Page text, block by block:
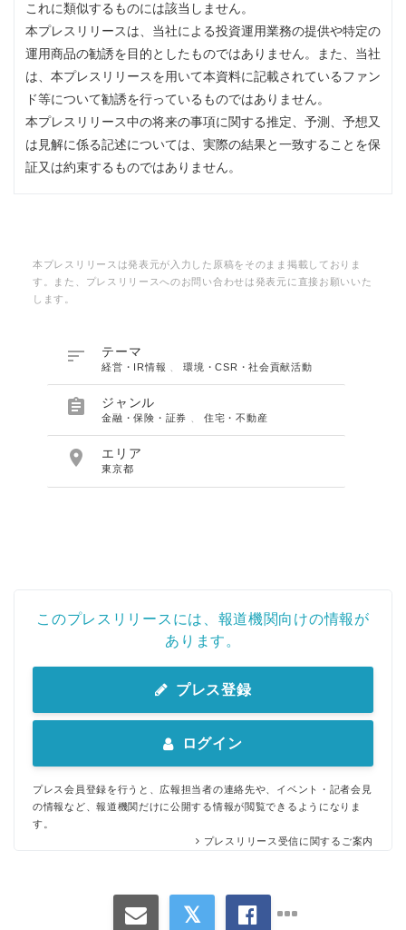
これに類似するものには該当しません。
本プレスリリースは、当社による投資運用業務の提供や特定の
運用商品の勧誘を目的としたものではありません。また、当社
は、本プレスリリースを用いて本資料に記載されているファン
ド等について勧誘を行っているものではありません。
本プレスリリース中の将来の事項に関する推定、予測、予想又
は見解に係る記述については、実際の結果と一致することを保
証又は約束するものではありません。
本プレスリリースは発表元が入力した原稿をそのまま掲載しておりま
す。また、プレスリリースへのお問い合わせは発表元に直接お願いいた
します。
 テーマ
経営・IR情報 、環境・CSR・社会貢献活動
 ジャンル
金融・保険・証券 、住宅・不動産
 エリア
東京都
このプレスリリースには、報道機関向けの情報が
あります。
プレス登録
ログイン
プレス会員登録を行うと、広報担当者の連絡先や、イベント・記者会見
の情報など、報道機関だけに公開する情報が閲覧できるようになりま
す。
プレスリリース受信に関するご案内